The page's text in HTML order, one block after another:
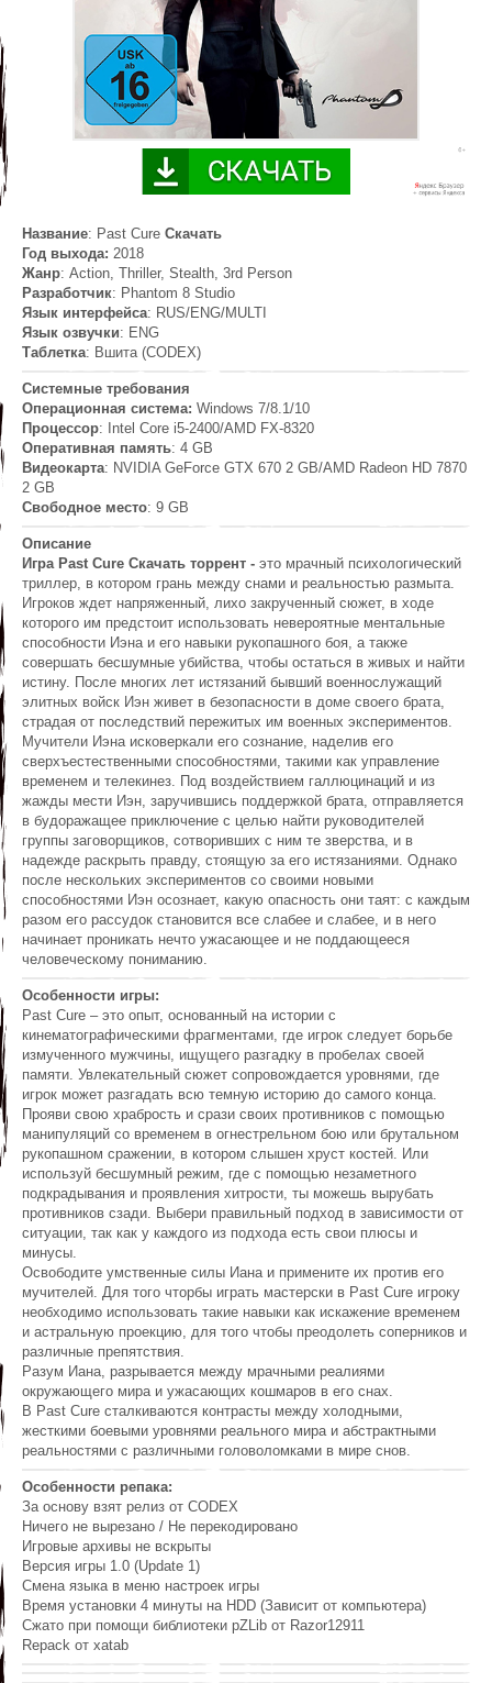
Название: Past Cure Скачать
Год выхода: 2018
Жанр: Action, Thriller, Stealth, 3rd Person
Разработчик: Phantom 8 Studio
Язык интерфейса: RUS/ENG/MULTI
Язык озвучки: ENG
Таблетка: Вшита (CODEX)
Системные требования
Операционная система: Windows 7/8.1/10
Процессор: Intel Core i5-2400/AMD FX-8320
Оперативная память: 4 GB
Видеокарта: NVIDIA GeForce GTX 670 2 GB/AMD Radeon HD 7870
2 GB
Свободное место: 9 GB
Описание
Игра Past Cure Скачать торрент - это мрачный психологический
триллер, в котором грань между снами и реальностью размыта.
Игроков ждет напряженный, лихо закрученный сюжет, в ходе
которого им предстоит использовать невероятные ментальные
способности Иэна и его навыки рукопашного боя, а также
совершать бесшумные убийства, чтобы остаться в живых и найти
истину. После многих лет истязаний бывший военнослужащий
элитных войск Иэн живет в безопасности в доме своего брата,
страдая от последствий пережитых им военных экспериментов.
Мучители Иэна исковеркали его сознание, наделив его
сверхъестественными способностями, такими как управление
временем и телекинез. Под воздействием галлюцинаций и из
жажды мести Иэн, заручившись поддержкой брата, отправляется
в будоражащее приключение с целью найти руководителей
группы заговорщиков, сотворивших с ним те зверства, и в
надежде раскрыть правду, стоящую за его истязаниями. Однако
после нескольких экспериментов со своими новыми
способностями Иэн осознает, какую опасность они таят: с каждым
разом его рассудок становится все слабее и слабее, и в него
начинает проникать нечто ужасающее и не поддающееся
человеческому пониманию.
Особенности игры:
Past Cure – это опыт, основанный на истории с
кинематографическими фрагментами, где игрок следует борьбе
измученного мужчины, ищущего разгадку в пробелах своей
памяти. Увлекательный сюжет сопровождается уровнями, где
игрок может разгадать всю темную историю до самого конца.
Прояви свою храбрость и срази своих противников с помощью
манипуляций со временем в огнестрельном бою или брутальном
рукопашном сражении, в котором слышен хруст костей. Или
используй бесшумный режим, где с помощью незаметного
подкрадывания и проявления хитрости, ты можешь вырубать
противников сзади. Выбери правильный подход в зависимости от
ситуации, так как у каждого из подхода есть свои плюсы и
минусы.
Освободите умственные силы Иана и примените их против его
мучителей. Для того чторбы играть мастерски в Past Cure игроку
необходимо использовать такие навыки как искажение временем
и астральную проекцию, для того чтобы преодолеть соперников и
различные препятствия.
Разум Иана, разрывается между мрачными реалиями
окружающего мира и ужасающих кошмаров в его снах.
В Past Cure сталкиваются контрасты между холодными,
жесткими боевыми уровнями реального мира и абстрактными
реальностями с различными головоломками в мире снов.
Особенности репака:
За основу взят релиз от CODEX
Ничего не вырезано / Не перекодировано
Игровые архивы не вскрыты
Версия игры 1.0 (Update 1)
Смена языка в меню настроек игры
Время установки 4 минуты на HDD (Зависит от компьютера)
Сжато при помощи библиотеки pZLib от Razor12911
Repack от xatab